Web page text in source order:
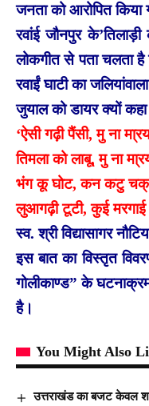
जनता को आरोपित किया
रवांई जौनपुर
लोकगीत से पता चलता है
रवाईं घाटी का
जुयाल को डायर क्यों कहा
‘ऐसी गढ़ी पैंसी, मु ना
तिमला को लाबू, मु ना
भंग कू घोट, कन कटु
लुआगढ़ी टूटी, कुई
स्व. श्री विद्यासागर
इस बात का विस्तृत
गोलीकाण्ड” के
है।
You Might Also
उत्तराखंड का बजट केवल